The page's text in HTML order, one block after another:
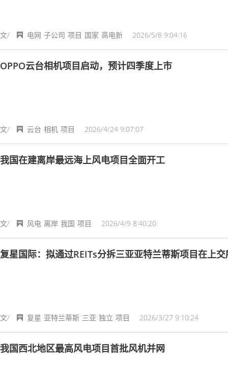
文/ 2026/5/8 9:04:16
电网 子公司 项目 国家 高电新
OPPO云台相机项目启动，预计四季度上市
文/ 2026/4/24 9:07:07
云台 相机 项目
我国在建离岸最远海上风电项目全面开工
文/ 2026/4/9 8:40:20
风电 离岸 我国 项目
复星国际：拟通过REITs分拆三亚亚特兰蒂斯项目在上
文/ 2026/3/27 9:10:24
复星 亚特兰蒂斯 三亚 独立 项目
我国西北地区最高风电项目首批风机并网